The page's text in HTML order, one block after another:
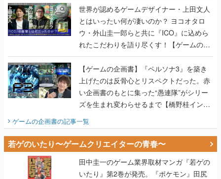
世界が認めるゲームデザイナー・上田文人
とはいったい何が凄いのか？ ヨコオタロ
ウ・外山圭一郎らと共に『ICO』に込めら
れたこだわりを語り尽くす！【ゲームの企
画書】
【ゲームの企画書】『ペルソナ3』を築き
上げたのは反骨心とリスペクトだった。赤
い企画書のもとに集った“愚連隊”がシリー
ズを生まれ変わらせるまで【橋野桂インタ
ゲームの企画書の記事一覧
若ゲのいたり〜ゲームクリエイターの青春〜
田中圭一のゲーム業界取材マンガ『若ゲの
いたり』第2巻が発売。『ポケモン』田尻